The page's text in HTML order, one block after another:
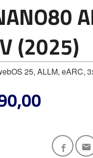
(2025)
25, ALLM, eARC,